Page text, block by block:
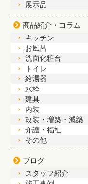
展示品
商品紹介・コラム
キッチン
お風呂
洗面化粧台
トイレ
給湯器
水栓
建具
内装
改装・増築・減築
介護・福祉
その他
ブログ
スタッフ紹介